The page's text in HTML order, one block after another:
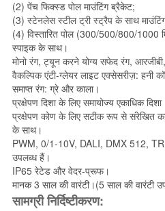
(2) पेंच फिक्स्ड पोल माउंटिंग ब्रैकेट;
(3) स्टेनलेस स्टील ट्री स्ट्रैप के साथ
(4) विस्तारित पोल (300/500/800/1000
स्पाइक के साथ।
मोनो रंग, ट्यून करने योग्य सफेद रंग,
वैकल्पिक एंटी-ग्लेयर लाइट एक्सेसरीज़: हनी
समाप्त रंग: ग्रे और काला।
प्रक्षेपण दिशा के लिए समायोज्य एकाधिक दिशा।
प्रक्षेपण कोण के लिए सटीक रूप से संरेखित
के साथ।
PWM, 0/1-10V, DALI, DMX 512,
उपलब्ध हैं।
IP65 रेटेड और वेदर-प्रूफ।
मानक 3 साल की वारंटी।(5 साल की वारंटी
सामग्री निर्दिष्टीकरण: